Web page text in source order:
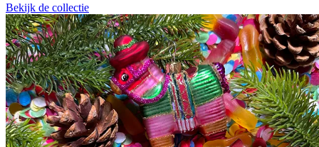
Bekijk de collectie